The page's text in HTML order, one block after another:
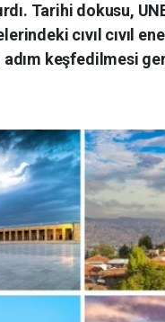
Tarihi dokusu,
cıvıl cıvıl
keşfedilmesi